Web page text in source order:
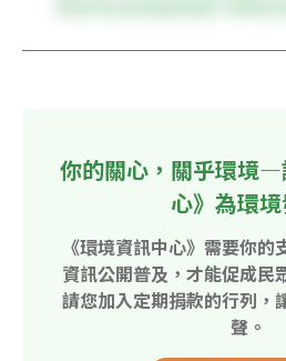
你的關心，關乎環境
心》為環
《環境資訊中心》需要你
資訊公開普及，才能促成民
請您加入定期捐款的行列，
聲。